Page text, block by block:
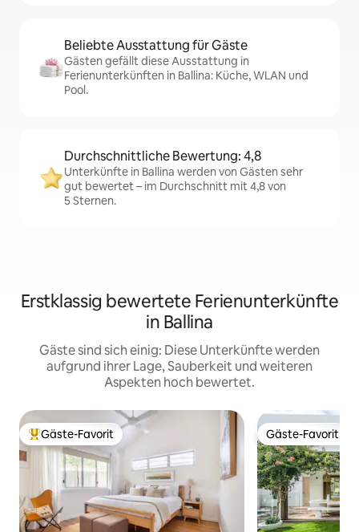
Beliebte Ausstattung für Gäste
Gästen gefällt diese Ausstattung in
Ferienunterkünften in Ballina: Küche, WLAN und
Pool.
Durchschnittliche Bewertung: 4,8
Unterkünfte in Ballina werden von Gästen sehr
gut bewertet – im Durchschnitt mit 4,8 von
5 Sternen.
Erstklassig bewertete Ferienunterkünfte
in Ballina
Gäste sind sich einig: Diese Unterkünfte werden
aufgrund ihrer Lage, Sauberkeit und weiteren
Aspekten hoch bewertet.
Beliebter Gäste-Favorit.
Gäste-Favorit Gäste-Favorit
Gäste-Favorit